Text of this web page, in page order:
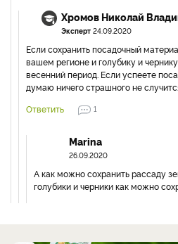
Хромов Николай
Эксперт 24.09.2020
Если сохранить посадочный
вашем регионе и голубику и
весенний период. Если успеете
думаю ничего страшного не
Ответить
1
Marina
26.09.2020
А как можно сохранить рассаду
голубики и черники как можно